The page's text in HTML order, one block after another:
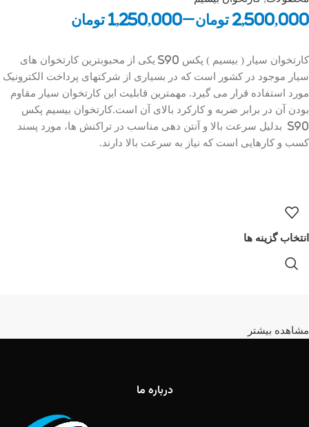
2,500,000 تومان–
1,250,000 تومان
کارتخوان سیار ( بیسیم ) پکس S90 یکی از محبوبترین کارتخوان های
سیار موجود در کشور است که در بسیاری از شرکتهای پرداخت الکترونیک
مورد استفاده قرار می گیرد. مهمترین قابلیت این کارتخوان سیار مقاوم
بودن آن در برابر ضربه و کارکرد بالای آن است.کارتخوان بیسیم پکس
S90 بدلیل سرعت بالا و آنتن دهی مناسب در تراکنش ها، مورد پسند
کسب و کارهایی است که نیاز به سرعت بالا دارند.
انتخاب گزینه ها
مشاهده بیشتر
درباره ما